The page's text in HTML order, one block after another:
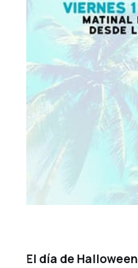
El día de Halloween